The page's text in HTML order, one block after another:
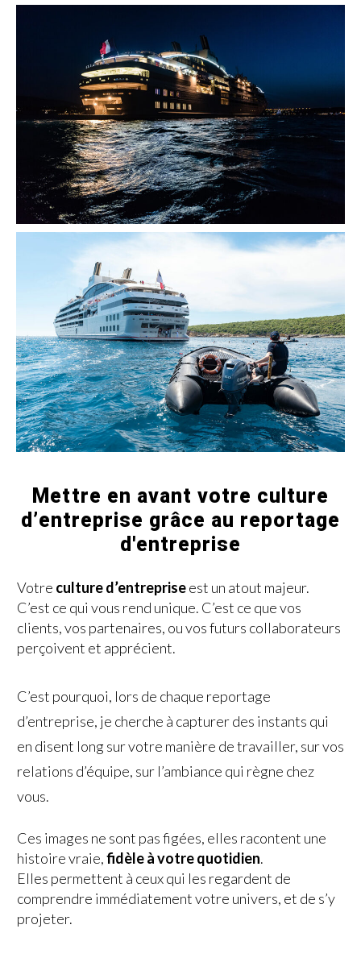
Mettre en avant votre culture
d’entreprise grâce au reportage
d'entreprise
Votre culture d’entrepriseest un atout majeur.
C’est ce qui vous rend unique. C’est ce que vos
clients, vos partenaires, ou vos futurs collaborateurs
perçoivent et apprécient.
C’est pourquoi, lors de chaque reportage
d’entreprise, je cherche à capturer des instants qui
en disent long sur votre manière de travailler, sur vos
relations d’équipe, sur l’ambiance qui règne chez
vous.
Ces images ne sont pas figées, elles racontent une
histoire vraie,fidèle à votre quotidien.
Elles permettent à ceux qui les regardent de
comprendre immédiatement votre univers, et de s’y
projeter.